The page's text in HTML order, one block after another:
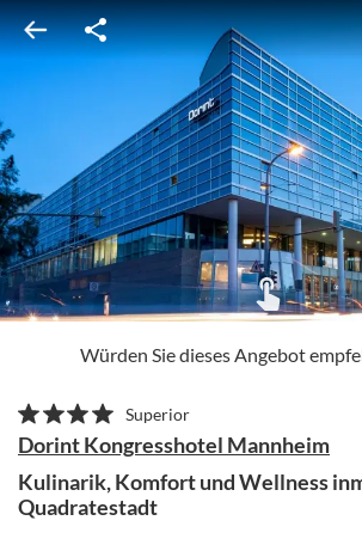
Würden Sie dieses Angebot
Superior
Dorint Kongresshotel Mannheim
Kulinarik, Komfort und Wellness
Quadratestadt